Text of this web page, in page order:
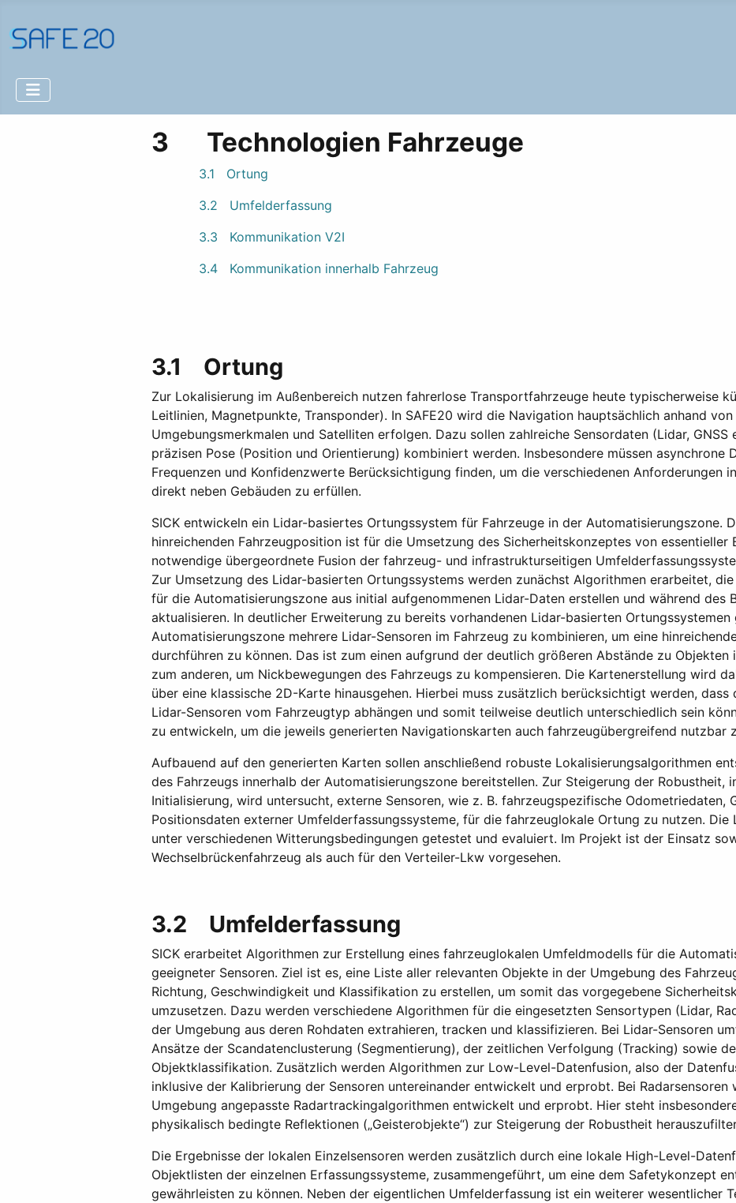
3 Technologien Fahrzeuge
3.1 Ortung
3.2 Umfelderfassung
3.3 Kommunikation V2I
3.4 Kommunikation innerhalb Fahrzeug
3.1 Ortung
Zur Lokalisierung im Außenbereich nutzen fahrerlose Transportfahrzeuge heute typischerweise
Leitlinien, Magnetpunkte, Transponder). In SAFE20 wird die Navigation hauptsächlich anhand
Umgebungsmerkmalen und Satelliten erfolgen. Dazu sollen zahlreiche Sensordaten (Lidar,
präzisen Pose (Position und Orientierung) kombiniert werden. Insbesondere müssen asynchrone
Frequenzen und Konfidenzwerte Berücksichtigung finden, um die verschiedenen Anforderungen
direkt neben Gebäuden zu erfüllen.
SICK entwickeln ein Lidar-basiertes Ortungssystem für Fahrzeuge in der Automatisierungszone.
hinreichenden Fahrzeugposition ist für die Umsetzung des Sicherheitskonzeptes von essentieller
notwendige übergeordnete Fusion der fahrzeug- und infrastrukturseitigen
Zur Umsetzung des Lidar-basierten Ortungssystems werden zunächst Algorithmen erarbeitet,
für die Automatisierungszone aus initial aufgenommenen Lidar-Daten erstellen und während des
aktualisieren. In deutlicher Erweiterung zu bereits vorhandenen Lidar-basierten
Automatisierungszone mehrere Lidar-Sensoren im Fahrzeug zu kombinieren, um eine
durchführen zu können. Das ist zum einen aufgrund der deutlich größeren Abstände zu
zum anderen, um Nickbewegungen des Fahrzeugs zu kompensieren. Die Kartenerstellung wird
über eine klassische 2D-Karte hinausgehen. Hierbei muss zusätzlich berücksichtigt werden,
Lidar-Sensoren vom Fahrzeugtyp abhängen und somit teilweise deutlich unterschiedlich sein
zu entwickeln, um die jeweils generierten Navigationskarten auch fahrzeugübergreifend nutzbar
Aufbauend auf den generierten Karten sollen anschließend robuste Lokalisierungsalgorithmen
des Fahrzeugs innerhalb der Automatisierungszone bereitstellen. Zur Steigerung der Robustheit,
Initialisierung, wird untersucht, externe Sensoren, wie z. B. fahrzeugspezifische Odometriedaten,
Positionsdaten externer Umfelderfassungssysteme, für die fahrzeuglokale Ortung zu nutzen. Die
unter verschiedenen Witterungsbedingungen getestet und evaluiert. Im Projekt ist der Einsatz
Wechselbrückenfahrzeug als auch für den Verteiler-Lkw vorgesehen.
3.2 Umfelderfassung
SICK erarbeitet Algorithmen zur Erstellung eines fahrzeuglokalen Umfeldmodells für die
geeigneter Sensoren. Ziel ist es, eine Liste aller relevanten Objekte in der Umgebung des
Richtung, Geschwindigkeit und Klassifikation zu erstellen, um somit das vorgegebene
umzusetzen. Dazu werden verschiedene Algorithmen für die eingesetzten Sensortypen (Lidar,
der Umgebung aus deren Rohdaten extrahieren, tracken und klassifizieren. Bei Lidar-Sensoren
Ansätze der Scandatenclusterung (Segmentierung), der zeitlichen Verfolgung (Tracking) sowie
Objektklassifikation. Zusätzlich werden Algorithmen zur Low-Level-Datenfusion, also der
inklusive der Kalibrierung der Sensoren untereinander entwickelt und erprobt. Bei
Umgebung angepasste Radartrackingalgorithmen entwickelt und erprobt. Hier steht
physikalisch bedingte Reflektionen („Geisterobjekte“) zur Steigerung der Robustheit
Die Ergebnisse der lokalen Einzelsensoren werden zusätzlich durch eine lokale High-Level-
Objektlisten der einzelnen Erfassungssysteme, zusammengeführt, um eine dem Safetykonzept
gewährleisten zu können. Neben der eigentlichen Umfelderfassung ist ein weiterer wesentlicher